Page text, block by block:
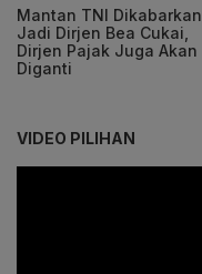
Mantan TNI Dikabarkan
Jadi Dirjen Bea Cukai,
Dirjen Pajak Juga Akan
Diganti
VIDEO PILIHAN